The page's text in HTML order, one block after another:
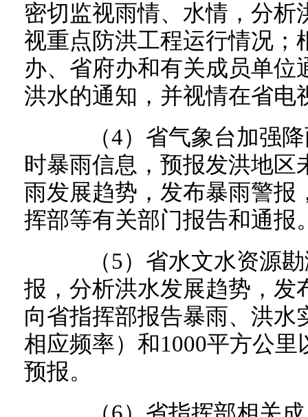
密切监视雨情、水情，分析
视重点防洪工程运行情况；
办、省府办和有关成员单位
洪水的通知，并视情在省电
（4）省气象台加强降
时暴雨信息，预报发洪地区
雨发展趋势，发布暴雨警报
挥部等有关部门报告和通报
（5）省水文水资源勘
报，分析洪水发展趋势，发
向省指挥部报告暴雨、洪水
相应频率）和1000平方公
预报。